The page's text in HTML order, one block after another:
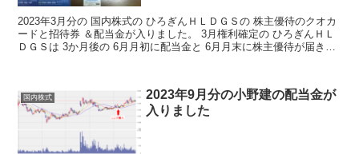
2023年3月分の 国内株式の ひろぎんＨＬＤＧＳの 株主優待のクオカ
ードと招待券 ＆配当金が入りました。 3月権利確定の ひろぎんＨＬ
ＤＧＳは 3か月後の 6月月初に配当金と 6月月末に株主優待が届きま
国内株式
2023年9月分の小野建の配当金が
入りました